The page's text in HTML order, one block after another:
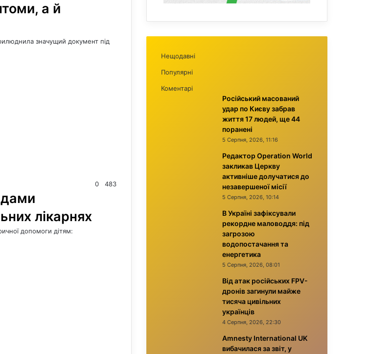
а й
значущий документ під
0 483
лікарнях
допомоги дітям:
Нещодавні
Популярні
Коментарі
Російський масований
удар по Києву забрав
життя 17 людей, ще 44
поранені
5 Серпня, 2026, 11:16
Редактор Operation World
закликав Церкву
активніше долучатися до
незавершеної місії
5 Серпня, 2026, 10:14
В Україні зафіксували
рекордне маловоддя: під
загрозою
водопостачання та
енергетика
5 Серпня, 2026, 08:01
Від атак російських FPV-
дронів загинули майже
тисяча цивільних
українців
4 Серпня, 2026, 22:30
Amnesty International UK
вибачилася за звіт, у